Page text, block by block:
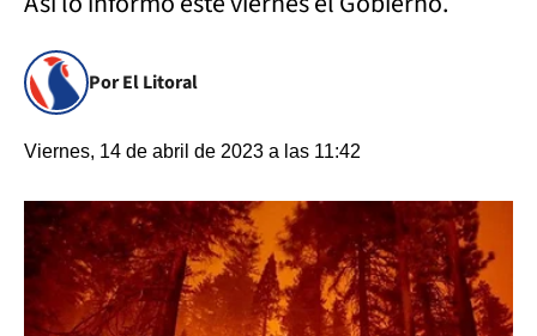
Por El Litoral
Viernes, 14 de abril de 2023 a las 11:42